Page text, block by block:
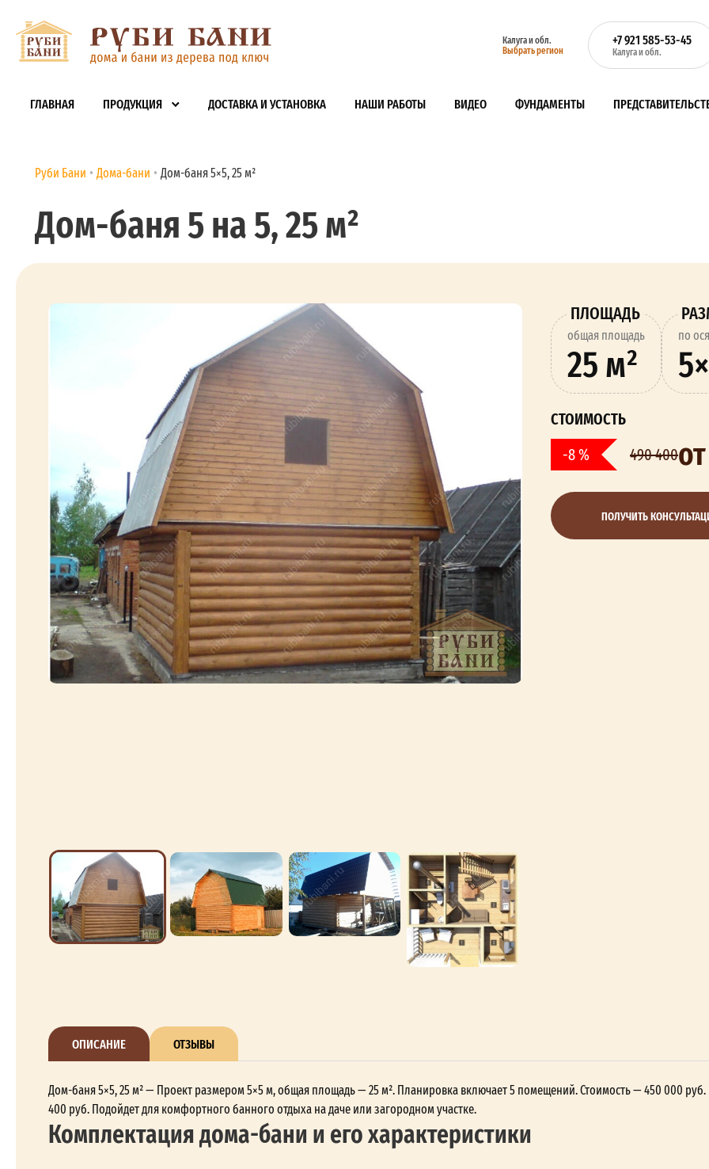
Калуга и обл.
Выбрать регион
+7 921 585-53-45
Калуга и обл.
ГЛАВНАЯ ПРОДУКЦИЯ ДОСТАВКА И УСТАНОВКА НАШИ РАБОТЫ ВИДЕО ФУНДАМЕНТЫ
Руби Бани Дома-бани Дом-баня 5×5, 25 м²
Дом-баня 5 на 5, 25 м²
ПЛОЩАДЬ
oбщая площадь
25 м² по
СТОИМОСТЬ
-8 % 490 400
ПОЛУЧИТЬ
ОПИСАНИЕ ОТЗЫВЫ
Дом-баня 5×5, 25 м² — Проект размером 5×5 м, общая площадь — 25 м². Планировка включает 5 помещений. Стоимость — 450 000
400 руб. Подойдет для комфортного банного отдыха на даче или загородном участке.
Комплектация дома-бани и его характеристики